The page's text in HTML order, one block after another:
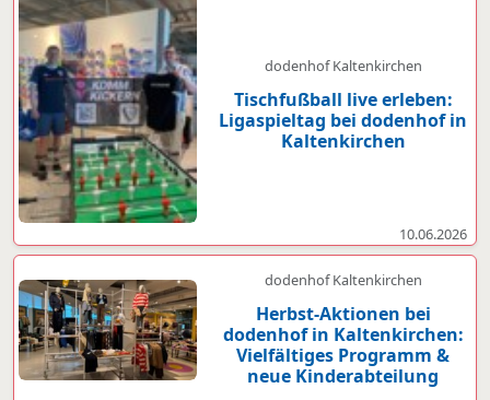
dodenhof Kaltenkirchen
Tischfußball live erleben:
Ligaspieltag bei dodenhof in
Kaltenkirchen
10.06.2026
dodenhof Kaltenkirchen
Herbst-Aktionen bei
dodenhof in Kaltenkirchen:
Vielfältiges Programm &
neue Kinderabteilung